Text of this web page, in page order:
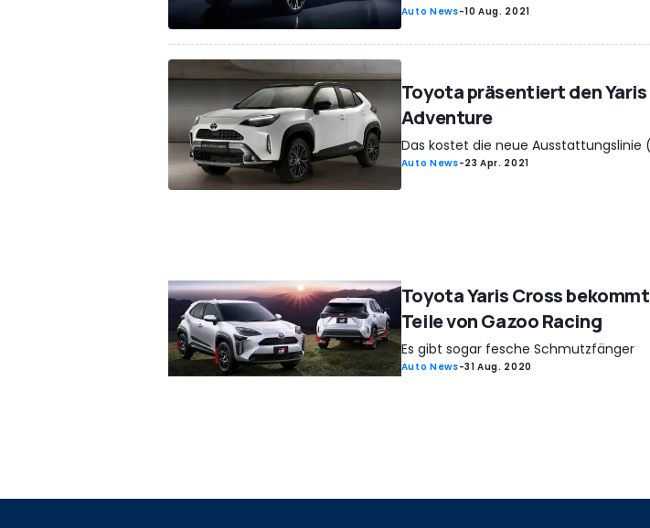
Auto News-10 Aug. 2021
Toyota präsentiert den Yaris
Adventure
Das kostet die neue Ausstattungslinie
Auto News-23 Apr. 2021
Toyota Yaris Cross
Teile von Gazoo Racing
Es gibt sogar fesche Schmutzfänger
Auto News-31 Aug. 2020